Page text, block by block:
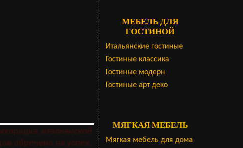
итальянской
обречено на успех.
МЕБЕЛЬ ДЛЯ
ГОСТИНОЙ
Итальянские гостиные
Гостиные классика
Гостиные модерн
Гостиные арт деко
МЯГКАЯ МЕБЕЛЬ
Мягкая мебель для дома